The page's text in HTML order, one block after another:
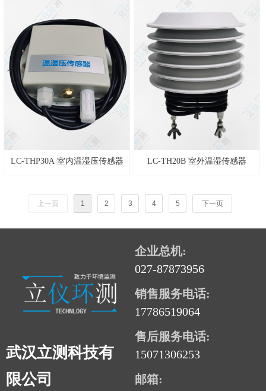
LC-THP30A 室内温湿压传感器 LC-TH20B 室外温湿传感器
上一页 1 2 3 4 5 下一页
武汉立测科技有
限公司
企业总机:
027-87873956
销售服务电话:
17786519064
售后服务电话:
15071306253
邮箱: